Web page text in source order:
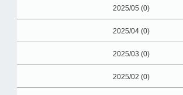
2025/05 (0)
2025/04 (0)
2025/03 (0)
2025/02 (0)